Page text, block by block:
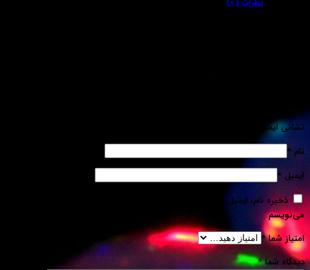
شما منتشر نخواهد شد.
ایمیل و وبسایت من در مرورگر برای زمانی که دوباره دیدگاهی